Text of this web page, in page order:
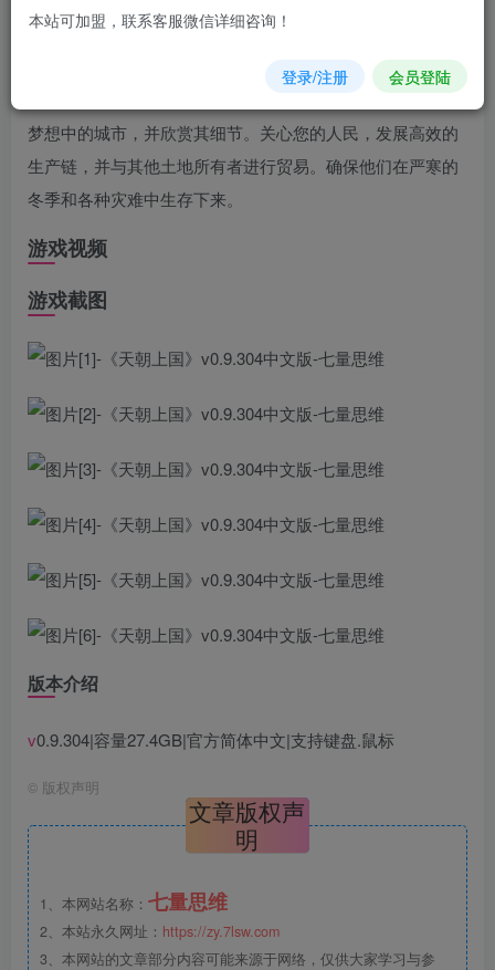
皇帝已选择您作为新的省级行政长官。从鸟瞰的角度设计您
梦想中的城市，并欣赏其细节。关心您的人民，发展高效的
生产链，并与其他土地所有者进行贸易。确保他们在严寒的
冬季和各种灾难中生存下来。
游戏视频
游戏截图
版本介绍
v0.9.304|容量27.4GB|官方简体中文|支持键盘.鼠标
© 版权声明
文章版权声
明
1、本网站名称： 七量思维
2、本站永久网址： https://zy.7lsw.com
3、本网站的文章部分内容可能来源于网络，仅供大家学习与参
本站可加盟，联系客服微信详细咨询！
登录/注册 会员登陆